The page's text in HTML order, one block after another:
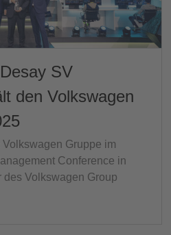
SV
den Volkswagen
Gruppe im
Conference in
Volkswagen Group